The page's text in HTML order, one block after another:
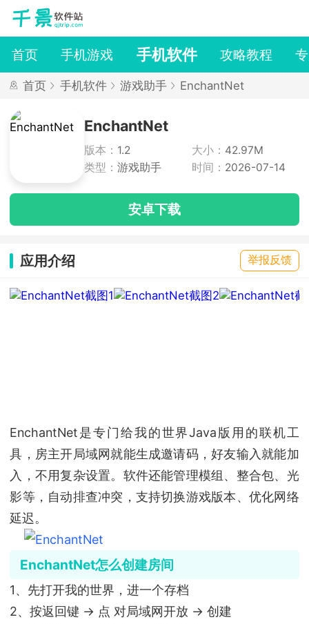
首页 手机游戏 手机软件 攻略教程
首页 手机软件 游戏助手 EnchantNet
EnchantNet
版本： 1.2 大小： 42.97M
类型： 游戏助手 时间： 2026-07-14
安卓下载
应用介绍 举报反馈
EnchantNet是专门给我的世界Java版用的联机工
具，房主开局域网就能生成邀请码，好友输入就能加
入，不用复杂设置。软件还能管理模组、整合包、光
影等，自动排查冲突，支持切换游戏版本、优化网络
延迟。
EnchantNet怎么创建房间
1、先打开我的世界，进一个存档
2、按返回键 → 点 对局域网开放 → 创建